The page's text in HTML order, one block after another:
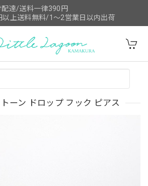
配達/送料一律390円
以上送料無料/1～2営業日以内出荷
ーン ドロップ フック ピアス